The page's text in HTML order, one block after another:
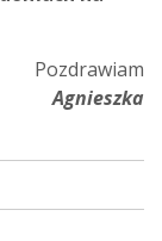
Pozdrawiam
Agnieszka